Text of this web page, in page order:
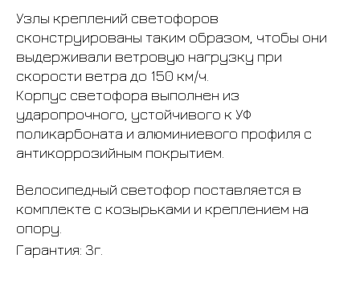
Узлы креплений светофоров
сконструированы таким образом, чтобы они
выдерживали ветровую нагрузку при
скорости ветра до 150 км/ч.
Корпус светофора выполнен из
ударопрочного, устойчивого к УФ
поликарбоната и алюминиевого профиля с
антикоррозийным покрытием.
Велосипедный светофор поставляется в
комплекте с козырьками и креплением на
опору.
Гарантия: 3г.